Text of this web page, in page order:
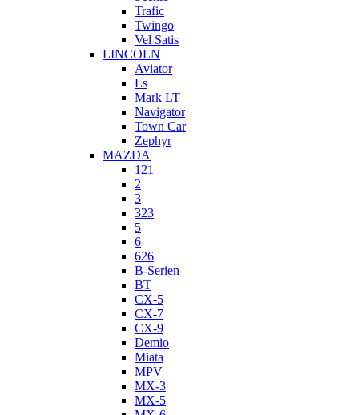
Trafic
Twingo
Vel Satis
LINCOLN
Aviator
Ls
Mark LT
Navigator
Town Car
Zephyr
MAZDA
121
2
3
323
5
6
626
B-Serien
BT
CX-5
CX-7
CX-9
Demio
Miata
MPV
MX-3
MX-5